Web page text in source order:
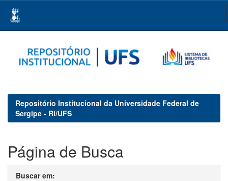
navigation
Repositório Institucional da Universidade Federal de
Sergipe - RI/UFS
Página de Busca
Buscar em: